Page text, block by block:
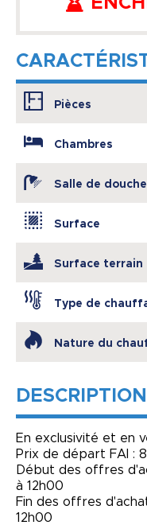
Pièces
Chambres
Salle de
Surface
Surface terrain
Type de
Nature du
DESCRIPTION
En exclusivité et en
Prix de départ FAI :
Début des offres
à 12h00
Fin des offres
12h00